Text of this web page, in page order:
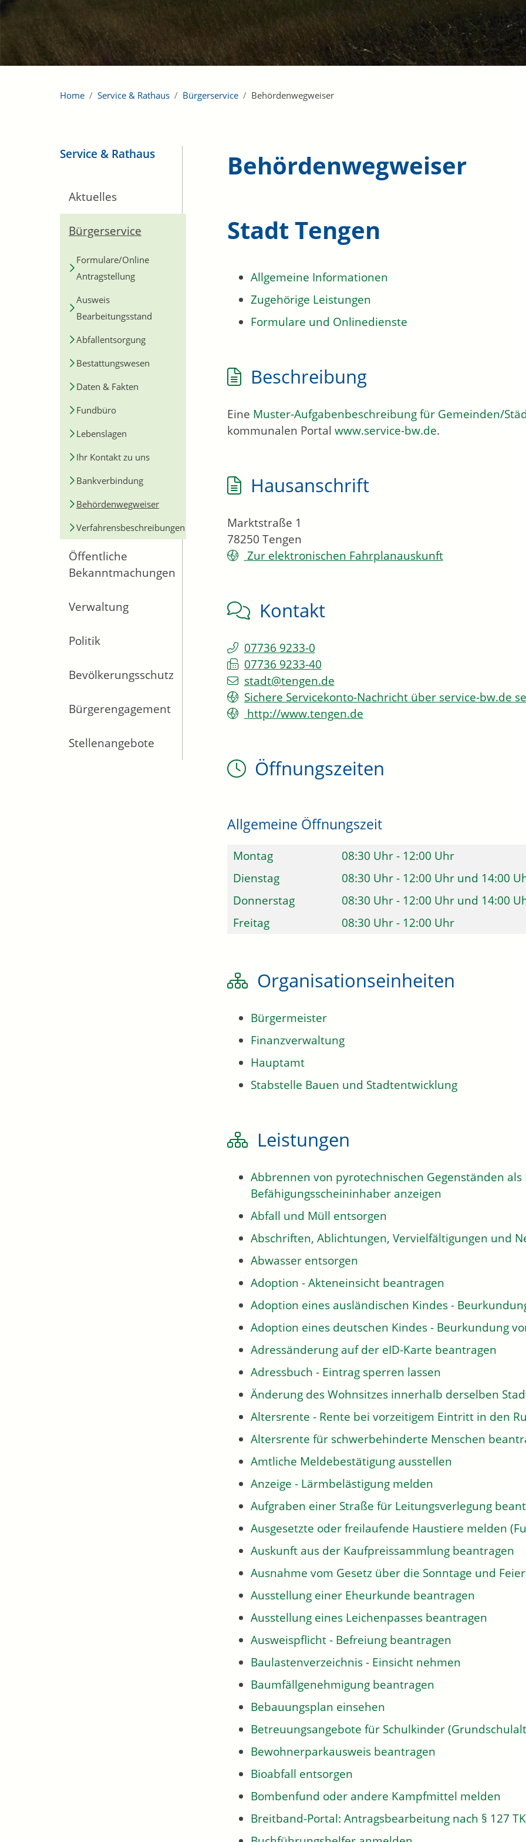
Home Service & Rathaus Bürgerservice Behördenwegweiser
Service & Rathaus
Aktuelles
Bürgerservice
Formulare/Online
Antragstellung
Ausweis
Bearbeitungsstand
Abfallentsorgung
Bestattungswesen
Daten & Fakten
Fundbüro
Lebenslagen
Ihr Kontakt zu uns
Bankverbindung
Behördenwegweiser
Verfahrensbeschreibungen
Öffentliche
Bekanntmachungen
Verwaltung
Politik
Bevölkerungsschutz
Bürgerengagement
Stellenangebote
Behördenwegweiser
Stadt Tengen
Allgemeine Informationen
Zugehörige Leistungen
Formulare und Onlinedienste
Beschreibung
Eine Muster-Aufgabenbeschreibung für Gemeinden/
kommunalen Portal www.service-bw.de.
Hausanschrift
Marktstraße 1
78250 Tengen
Zur elektronischen Fahrplanauskunft
Kontakt
07736 9233-0
07736 9233-40
stadt@tengen.de
Sichere Servicekonto-Nachricht über service-bw.de
http://www.tengen.de
Öffnungszeiten
Allgemeine Öffnungszeit
Montag 08:30 Uhr- 12:00 Uhr
Dienstag
08:30 Uhr- 12:00 Uhr und 14:00
Donnerstag
08:30 Uhr- 12:00 Uhr und 14:00
Freitag
08:30 Uhr- 12:00 Uhr
Organisationseinheiten
Bürgermeister
Finanzverwaltung
Hauptamt
Stabstelle Bauen und Stadtentwicklung
Leistungen
Abbrennen von pyrotechnischen Gegenständen
Befähigungsscheininhaber anzeigen
Abfall und Müll entsorgen
Abschriften, Ablichtungen, Vervielfältigungen und
Abwasser entsorgen
Adoption - Akteneinsicht beantragen
Adoption eines ausländischen Kindes -
Adoption eines deutschen Kindes - Beurkundung
Adressänderung auf der eID-Karte beantragen
Adressbuch - Eintrag sperren lassen
Änderung des Wohnsitzes innerhalb derselben
Altersrente - Rente bei vorzeitigem Eintritt in den
Altersrente für schwerbehinderte Menschen
Amtliche Meldebestätigung ausstellen
Anzeige - Lärmbelästigung melden
Aufgraben einer Straße für Leitungsverlegung
Ausgesetzte oder freilaufende Haustiere melden
Auskunft aus der Kaufpreissammlung beantragen
Ausnahme vom Gesetz über die Sonntage und
Ausstellung einer Eheurkunde beantragen
Ausstellung eines Leichenpasses beantragen
Ausweispflicht - Befreiung beantragen
Baulastenverzeichnis - Einsicht nehmen
Baumfällgenehmigung beantragen
Bebauungsplan einsehen
Betreuungsangebote für Schulkinder
Bewohnerparkausweis beantragen
Bioabfall entsorgen
Bombenfund oder andere Kampfmittel melden
Breitband-Portal: Antragsbearbeitung nach § 127